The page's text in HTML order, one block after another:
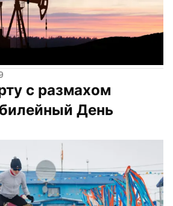
с размахом
День